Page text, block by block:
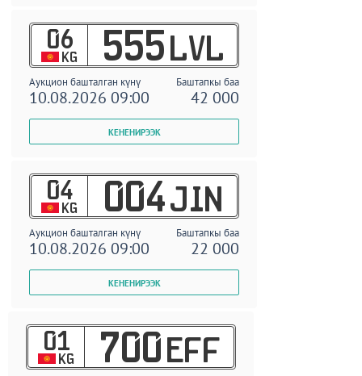
06
KG 555 LVL
Аукцион башталган күнү Баштапкы баа
10.08.2026 09:00 42 000
04
KG 004 JIN
Аукцион башталган күнү Баштапкы баа
10.08.2026 09:00 22 000
01
KG 700 EFF